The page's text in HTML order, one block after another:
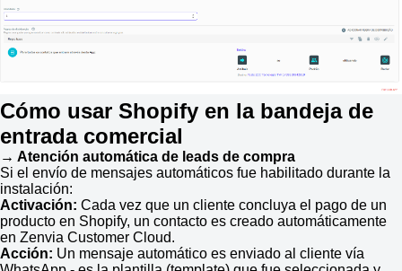
Cómo usar Shopify en la bandeja de
entrada comercial
→ Atención automática de leads de compra
Si el envío de mensajes automáticos fue habilitado durante la
instalación:
Activación: Cada vez que un cliente concluya el pago de un
producto en Shopify, un contacto es creado automáticamente
en Zenvia Customer Cloud.
Acción: Un mensaje automático es enviado al cliente vía